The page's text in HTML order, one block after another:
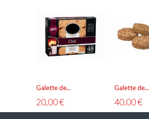
Galette de...
20,00 €
Galette de...
40,00 €